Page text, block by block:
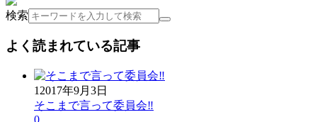
検索
よく読まれている記事
1 2017年9月3日
そこまで言って委員会‼︎
0